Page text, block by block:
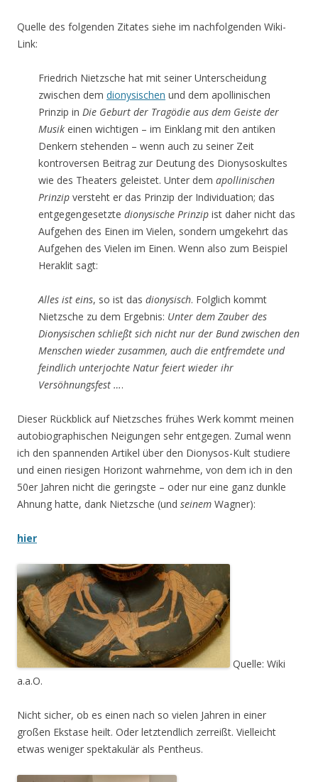
Quelle des folgenden Zitates siehe im nachfolgenden Wiki-
Link:
Friedrich Nietzsche hat mit seiner Unterscheidung
zwischen dem dionysischen und dem apollinischen
Prinzip in Die Geburt der Tragödie aus dem Geiste der
Musik einen wichtigen – im Einklang mit den antiken
Denkern stehenden – wenn auch zu seiner Zeit
kontroversen Beitrag zur Deutung des Dionysoskultes
wie des Theaters geleistet. Unter dem apollinischen
Prinzip versteht er das Prinzip der Individuation; das
entgegengesetzte dionysische Prinzip ist daher nicht das
Aufgehen des Einen im Vielen, sondern umgekehrt das
Aufgehen des Vielen im Einen. Wenn also zum Beispiel
Heraklit sagt:
Alles ist eins, so ist das dionysisch. Folglich kommt
Nietzsche zu dem Ergebnis: Unter dem Zauber des
Dionysischen schließt sich nicht nur der Bund zwischen den
Menschen wieder zusammen, auch die entfremdete und
feindlich unterjochte Natur feiert wieder ihr
Versöhnungsfest ….
Dieser Rückblick auf Nietzsches frühes Werk kommt meinen
autobiographischen Neigungen sehr entgegen. Zumal wenn
ich den spannenden Artikel über den Dionysos-Kult studiere
und einen riesigen Horizont wahrnehme, von dem ich in den
50er Jahren nicht die geringste – oder nur eine ganz dunkle
Ahnung hatte, dank Nietzsche (und seinem Wagner):
hier
Quelle: Wiki
a.a.O.
Nicht sicher, ob es einen nach so vielen Jahren in einer
großen Ekstase heilt. Oder letztendlich zerreißt. Vielleicht
etwas weniger spektakulär als Pentheus.